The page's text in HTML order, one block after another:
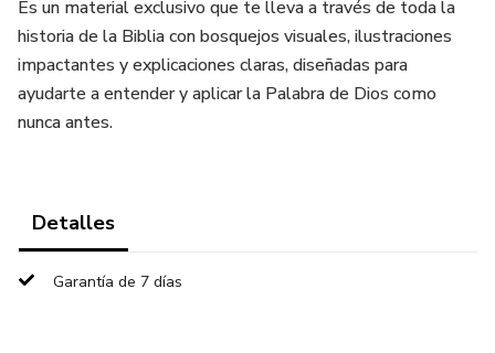
Es un material exclusivo que te lleva a través de toda la
historia de la Biblia con bosquejos visuales, ilustraciones
impactantes y explicaciones claras, diseñadas para
ayudarte a entender y aplicar la Palabra de Dios como
nunca antes.
Detalles
Garantía de 7 días